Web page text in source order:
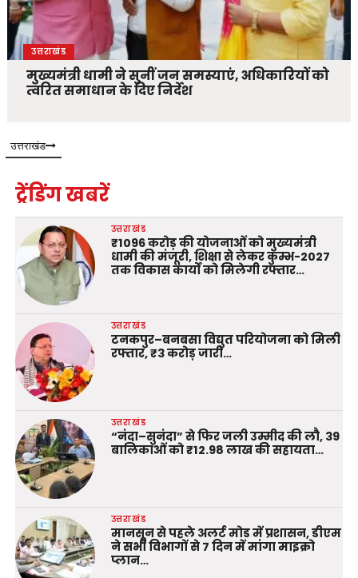
उत्तराखंड
मुख्यमंत्री धामी ने सुनीं जन समस्याएं, अधिकारियों को
त्वरित समाधान के दिए निर्देश
उत्तराखंड
ट्रेंडिंग खबरें
उत्तराखंड
₹1096 करोड़ की योजनाओं को मुख्यमंत्री
धामी की मंजूरी, शिक्षा से लेकर कुम्भ-2027
तक विकास कार्यों को मिलेगी रफ्तार…
उत्तराखंड
टनकपुर–बनबसा विद्युत परियोजना को मिली
रफ्तार, ₹3 करोड़ जारी…
उत्तराखंड
“नंदा–सुनंदा” से फिर जली उम्मीद की लौ, 39
बालिकाओं को ₹12.98 लाख की सहायता…
उत्तराखंड
मानसून से पहले अलर्ट मोड में प्रशासन, डीएम
ने सभी विभागों से 7 दिन में मांगा माइक्रो
प्लान…